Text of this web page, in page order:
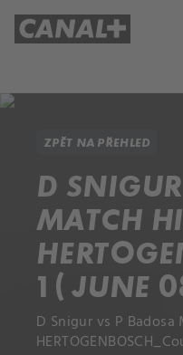
ZPĚT NA PŘEHLED
D
MATCH
1 ( JUNE
D Snigur vs P